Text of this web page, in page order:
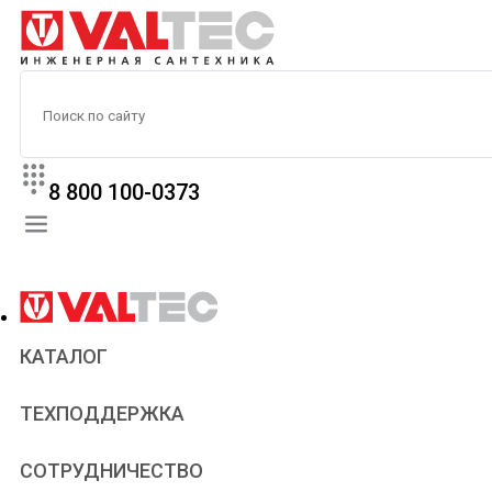
8 800 100-0373
КАТАЛОГ
ТЕХПОДДЕРЖКА
Паспорта и сертификаты
Статьи
СОТРУДНИЧЕСТВО
Сантехникам